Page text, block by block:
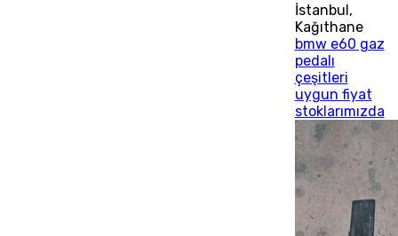
İstanbul,
Kağıthane
bmw e60 gaz
pedalı
çeşitleri
uygun fiyat
stoklarımızda